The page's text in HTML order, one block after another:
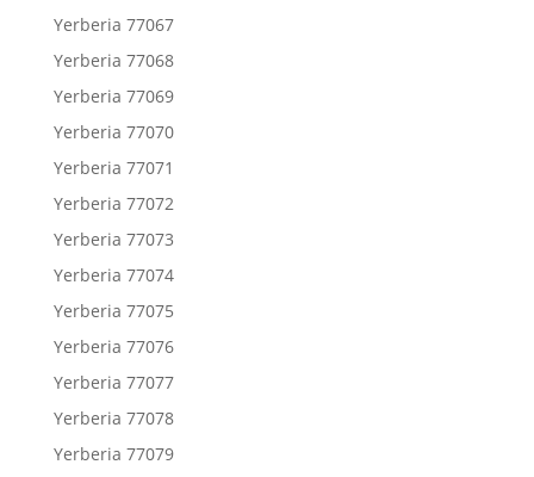
Yerberia 77067
Yerberia 77068
Yerberia 77069
Yerberia 77070
Yerberia 77071
Yerberia 77072
Yerberia 77073
Yerberia 77074
Yerberia 77075
Yerberia 77076
Yerberia 77077
Yerberia 77078
Yerberia 77079